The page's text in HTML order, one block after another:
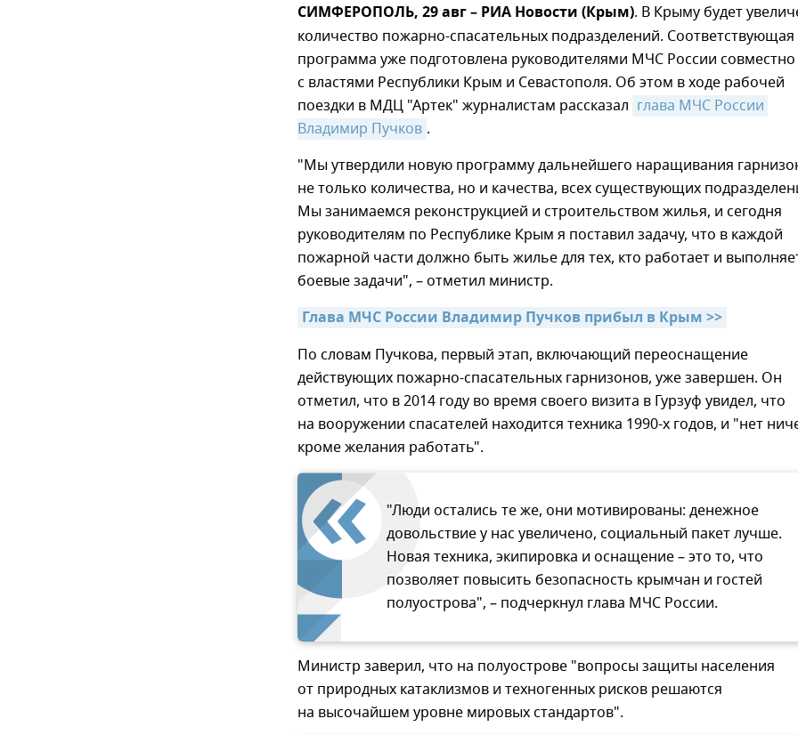
СИМФЕРОПОЛЬ, 29 авг – РИА Новости (Крым). В Крыму будет
количество пожарно-спасательных подразделений. Соответствующая
программа уже подготовлена руководителями МЧС России совместно
с властями Республики Крым и Севастополя. Об этом в ходе рабочей
поездки в МДЦ "Артек" журналистам рассказал глава МЧС России
Владимир Пучков .
"Мы утвердили новую программу дальнейшего наращивания
не только количества, но и качества, всех существующих
Мы занимаемся реконструкцией и строительством жилья, и сегодня
руководителям по Республике Крым я поставил задачу, что в каждой
пожарной части должно быть жилье для тех, кто работает и
боевые задачи", – отметил министр.
Глава МЧС России Владимир Пучков прибыл в Крым >>
По словам Пучкова, первый этап, включающий переоснащение
действующих пожарно-спасательных гарнизонов, уже завершен. Он
отметил, что в 2014 году во время своего визита в Гурзуф увидел, что
на вооружении спасателей находится техника 1990-х годов, и "нет
кроме желания работать".
"Люди остались те же, они мотивированы: денежное
довольствие у нас увеличено, социальный пакет лучше.
Новая техника, экипировка и оснащение – это то, что
позволяет повысить безопасность крымчан и гостей
полуострова", – подчеркнул глава МЧС России.
Министр заверил, что на полуострове "вопросы защиты населения
от природных катаклизмов и техногенных рисков решаются
на высочайшем уровне мировых стандартов".